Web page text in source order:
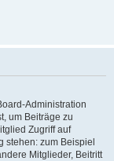
Administration
um Beiträge zu
Zugriff auf
stehen: zum Beispiel
Mitglieder, Beitritt